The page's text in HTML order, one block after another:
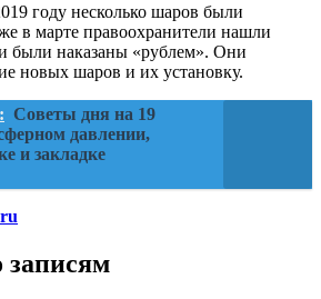
году несколько шаров были
в марте правоохранители нашли
были наказаны «рублем». Они
новых шаров и их установку.
Советы дня на 19
давлении,
и закладке
записям